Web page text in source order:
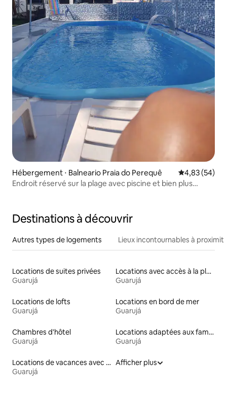
Hébergement ⋅ Balneario Praia do Perequê Évaluation
4,83 (54)
Endroit réservé sur la plage avec piscine et bien plus
Destinations à découvrir
Autres types de logements Lieux incontournables à
Locations de suites privées
Guarujá
Locations avec accès à la plage
Guarujá
Locations de lofts
Guarujá
Locations en bord de mer
Guarujá
Chambres d'hôtel
Guarujá
Locations adaptées aux familles
Guarujá
Locations de vacances avec piscine
Guarujá
Afficher plus